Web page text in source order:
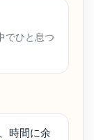
でひと息つ
時間に余